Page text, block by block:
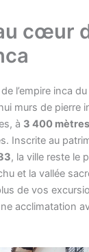
cœur
l’empire inca
murs de pierre
à 3 400
Inscrite au
, la ville reste le
et la vallée
de vos
acclimatation